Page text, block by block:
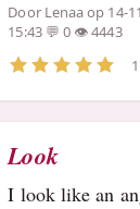
Door Lenaaop 14-
15:43
0
4443
Look
I look like an